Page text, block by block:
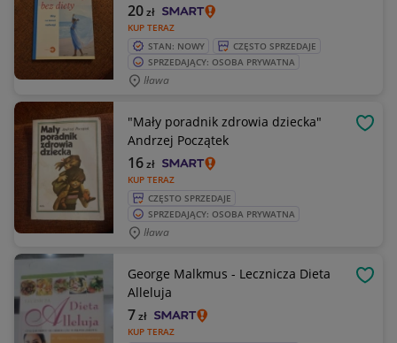
KUP TERAZ
20zł
STAN: NOWY
CZĘSTO SPRZEDAJE
SPRZEDAJĄCY: OSOBA PRYWATNA
Iława
"Mały poradnik zdrowia dziecka"
Andrzej Początek
KUP TERAZ
16zł
CZĘSTO SPRZEDAJE
SPRZEDAJĄCY: OSOBA PRYWATNA
Iława
George Malkmus - Lecznicza Dieta
Alleluja
KUP TERAZ
7zł